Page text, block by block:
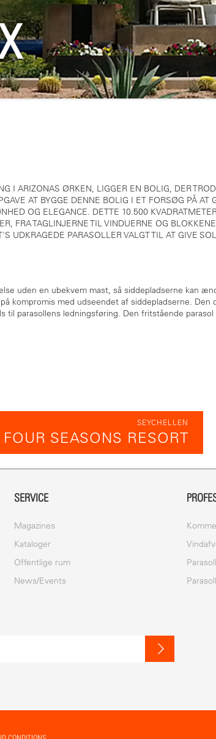
I ARIZONAS ØRKEN, LIGGER EN BOLIG, DER
AT BYGGE DENNE BOLIG I ET FORSØG PÅ
OG ELEGANCE. DETTE 10.500
FRA TAGLINJERNE TIL VINDUERNE OG
UDKRAGEDE PARASOLLER VALGT TIL AT GIVE
uden en ubekvem mast, så siddepladserne kan
kompromis med udseendet af siddepladserne. Den
til parasollens ledningsføring. Den fritstående
SEYCHELLEN
FOUR SEASONS RESORT
SERVICE
Magazines
Kataloger
Offentlige rum
News/Events